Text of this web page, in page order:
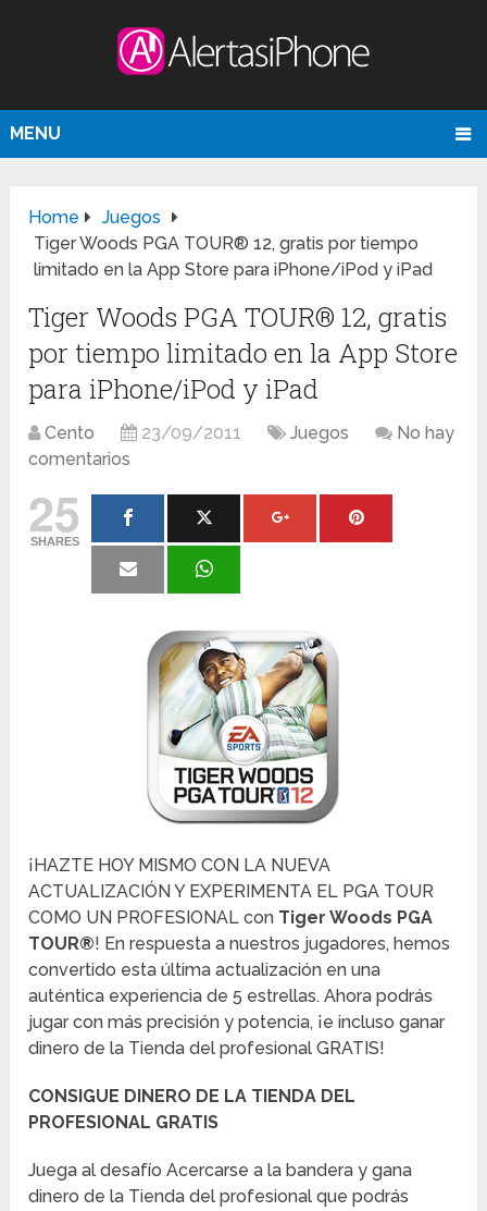
MENU
Home
Juegos
Tiger Woods PGA TOUR® 12, gratis por tiempo
limitado en la App Store para iPhone/iPod y iPad
Tiger Woods PGA TOUR® 12, gratis
por tiempo limitado en la App Store
para iPhone/iPod y iPad
Cento 23/09/2011 Juegos
No hay
comentarios
25
SHARES
¡HAZTE HOY MISMO CON LA NUEVA
ACTUALIZACIÓN Y EXPERIMENTA EL PGA TOUR
COMO UN PROFESIONAL con Tiger Woods PGA
TOUR®! En respuesta a nuestros jugadores, hemos
convertido esta última actualización en una
auténtica experiencia de 5 estrellas. Ahora podrás
jugar con más precisión y potencia, ¡e incluso ganar
dinero de la Tienda del profesional GRATIS!
CONSIGUE DINERO DE LA TIENDA DEL
PROFESIONAL GRATIS
Juega al desafío Acercarse a la bandera y gana
dinero de la Tienda del profesional que podrás